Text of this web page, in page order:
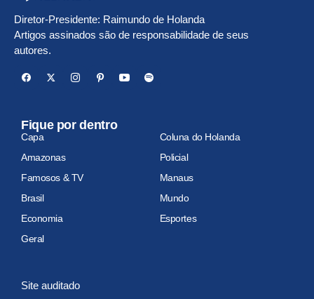
Diretor-Presidente: Raimundo de Holanda
Artigos assinados são de responsabilidade de seus
autores.
Fique por dentro
Capa
Coluna do Holanda
Amazonas
Policial
Famosos & TV
Manaus
Brasil
Mundo
Economia
Esportes
Geral
Site auditado